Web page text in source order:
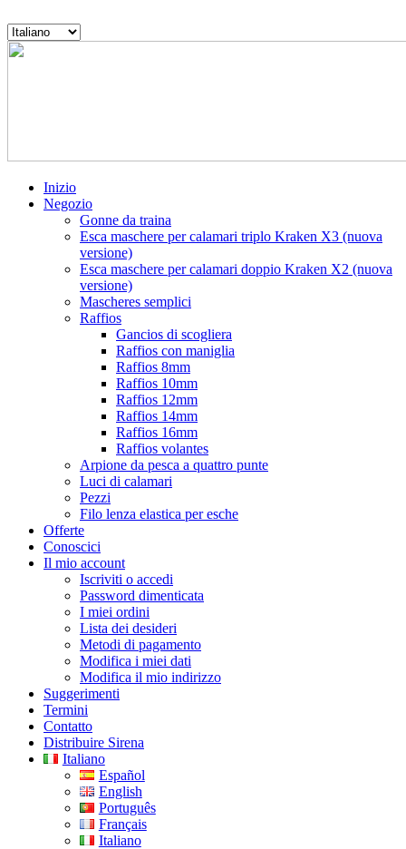
to
content
Produciamo
calamari
grossa
taglia
Scegli
una
Inizio
Negozio
Gonne da traina
Esca maschere per calamari triplo Kraken X3 (nuova
versione)
Esca maschere per calamari doppio Kraken X2 (nuova
versione)
Mascheres semplici
Raffios
Gancios di scogliera
Raffios con maniglia
Raffios 8mm
Raffios 10mm
Raffios 12mm
Raffios 14mm
Raffios 16mm
Raffios volantes
Arpione da pesca a quattro punte
Luci di calamari
Pezzi
Filo lenza elastica per esche
Offerte
Conoscici
Il mio account
Iscriviti o accedi
Password dimenticata
I miei ordini
Lista dei desideri
Metodi di pagamento
Modifica i miei dati
Modifica il mio indirizzo
Suggerimenti
Termini
Contatto
Distribuire Sirena
Italiano
Español
English
Português
Français
Italiano